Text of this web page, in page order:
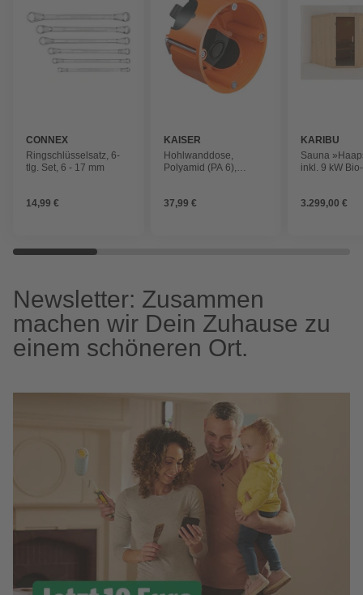
CONNEX
Ringschlüsselsatz, 6-
tlg. Set, 6 - 17 mm
14,99 €
KAISER
Hohlwanddose,
Polyamid (PA 6),
37,99 €
KARIBU
Sauna
inkl. 9 kW
Personen
3.299,00 €
Newsletter: Zusammen
machen wir Dein Zuhause zu
einem schöneren Ort.